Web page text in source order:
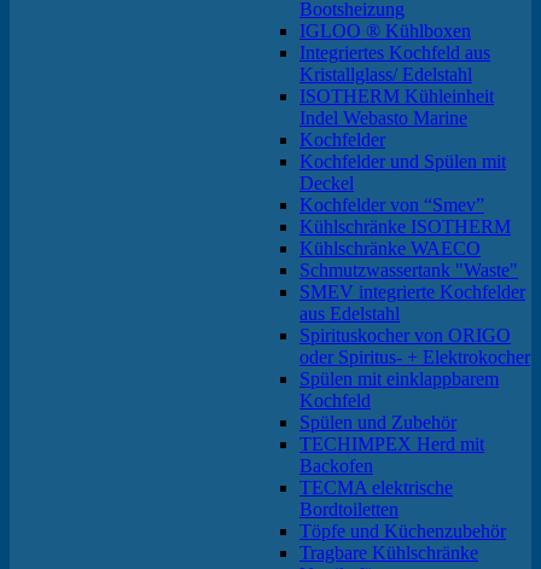
Bootsheizung
IGLOO ® Kühlboxen
Integriertes Kochfeld aus
Kristallglass/ Edelstahl
ISOTHERM Kühleinheit
Indel Webasto Marine
Kochfelder
Kochfelder und Spülen mit
Deckel
Kochfelder von “Smev”
Kühlschränke ISOTHERM
Kühlschränke WAECO
Schmutzwassertank "Waste"
SMEV integrierte Kochfelder
aus Edelstahl
Spirituskocher von ORIGO
oder Spiritus- + Elektrokocher
Spülen mit einklappbarem
Kochfeld
Spülen und Zubehör
TECHIMPEX Herd mit
Backofen
TECMA elektrische
Bordtoiletten
Töpfe und Küchenzubehör
Tragbare Kühlschränke